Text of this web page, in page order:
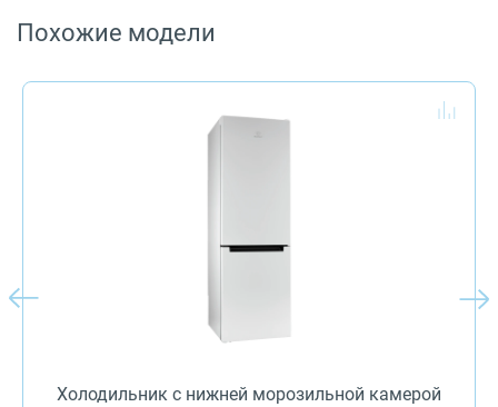
Похожие модели
Холодильник с нижней морозильной камерой